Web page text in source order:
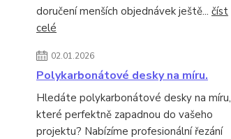
doručení menších objednávek ještě... číst
celé
02.01.2026
Polykarbonátové desky na míru.
Hledáte polykarbonátové desky na míru,
které perfektně zapadnou do vašeho
projektu? Nabízíme profesionální řezání